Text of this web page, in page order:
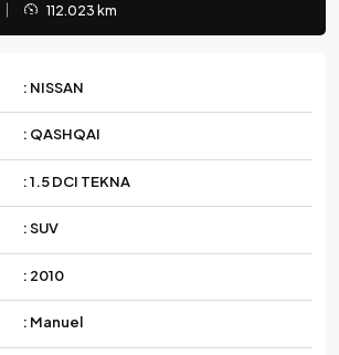
112.023 km
: NISSAN
: QASHQAI
: 1.5 DCI TEKNA
: SUV
: 2010
: Manuel